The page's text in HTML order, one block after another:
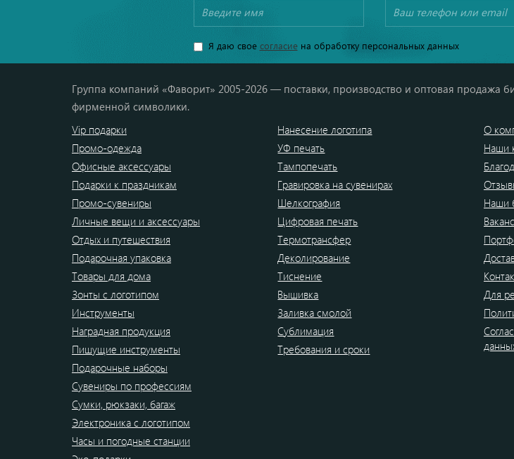
Я даю свое согласиена обработку персональных данных
Группа компаний «Фаворит» 2005-2026 — поставки, производство и оптовая продажа
фирменной символики.
Vip подарки
Промо-одежда
Офисные аксессуары
Подарки к праздникам
Промо-сувениры
Личные вещи и аксессуары
Отдых и путешествия
Подарочная упаковка
Товары для дома
Зонты с логотипом
Инструменты
Наградная продукция
Пишущие инструменты
Подарочные наборы
Сувениры по профессиям
Сумки, рюкзаки, багаж
Электроника с логотипом
Часы и погодные станции
Нанесение логотипа
УФ печать
Тампопечать
Гравировка на сувенирах
Шелкография
Цифровая печать
Термотрансфер
Деколирование
Тиснение
Вышивка
Заливка смолой
Сублимация
Требования и сроки
О
Наши
Наши
Для